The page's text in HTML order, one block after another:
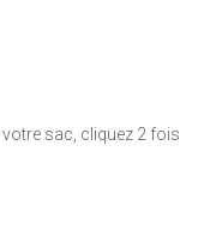
sac, cliquez 2 fois